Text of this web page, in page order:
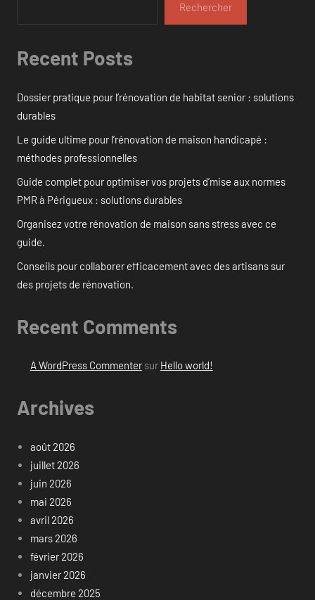
Rechercher
Recent Posts
Dossier pratique pour l’rénovation de habitat senior : solutions
durables
Le guide ultime pour l’rénovation de maison handicapé :
méthodes professionnelles
Guide complet pour optimiser vos projets d’mise aux normes
PMR à Périgueux : solutions durables
Organisez votre rénovation de maison sans stress avec ce
guide.
Conseils pour collaborer efficacement avec des artisans sur
des projets de rénovation.
Recent Comments
A WordPress Commentersur Hello world!
Archives
août 2026
juillet 2026
juin 2026
mai 2026
avril 2026
mars 2026
février 2026
janvier 2026
décembre 2025